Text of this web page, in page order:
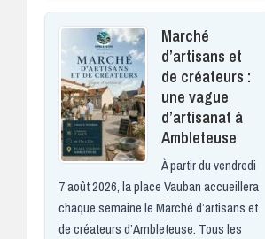
Marché
d’artisans et
de créateurs :
une vague
d’artisanat à
Ambleteuse
À partir du vendredi
7 août 2026, la place Vauban accueillera
chaque semaine le Marché d’artisans et
de créateurs d’Ambleteuse. Tous les